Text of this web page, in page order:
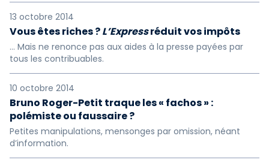
13 octobre 2014
Vous êtes riches ?L’Expressréduit vos impôts
… Mais ne renonce pas aux aides à la presse payées par
tous les contribuables.
10 octobre 2014
Bruno Roger-Petit traque les « fachos » :
polémiste ou faussaire ?
Petites manipulations, mensonges par omission, néant
d’information.